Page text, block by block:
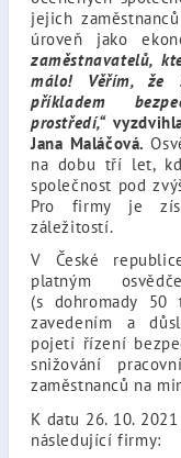
jejich
úroveň jako
zaměstnavatelů,
málo! Věřím, že
příkladem
prostředí,“
Jana Maláčová.
na dobu tří let,
společnost pod
Pro firmy je
záležitostí.
V České
platným
(s dohromady 50
zavedením a
pojetí řízení
snižování
zaměstnanců na
K datu 26. 10.
následující firmy: